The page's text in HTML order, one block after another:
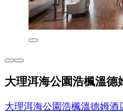
大理洱海公園浩楓溫德
大理洱海公園浩楓溫德姆酒